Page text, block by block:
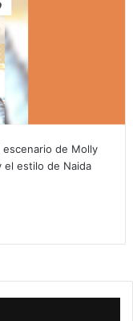
de Molly
el estilo de Naida